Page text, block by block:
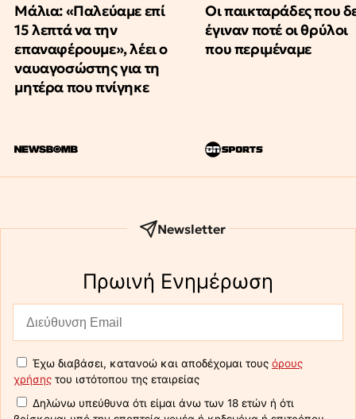
Μάλια: «Παλεύαμε επί
15 λεπτά να την
επαναφέρουμε», λέει ο
ναυαγοσώστης για τη
μητέρα που πνίγηκε
Οι παικταράδες που
έγιναν ποτέ οι θρύλοι
που περιμέναμε
Newsletter
Πρωινή Eνημέρωση
Έχω διαβάσει, κατανοώ και αποδέχομαι τους όρους
χρήσης του ιστότοπου της εταιρείας
Δηλώνω υπεύθυνα ότι είμαι άνω των 18 ετών ή ότι